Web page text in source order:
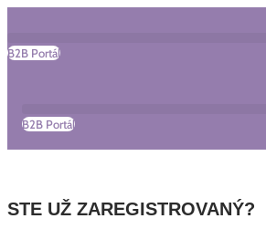
Preskočiť
obsah
B2B Portál
B2B Portál
STE UŽ ZAREGISTROVANÝ?
Search